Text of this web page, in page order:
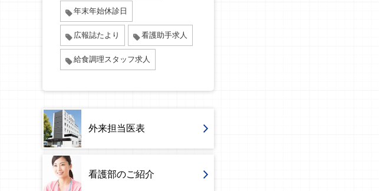
年末年始休診日
広報誌たより 看護助手求人
給食調理スタッフ求人
外来担当医表
看護部のご紹介